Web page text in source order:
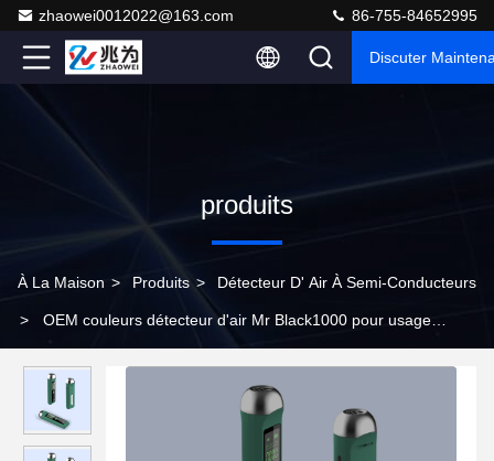
zhaowei0012022@163.com 86-755-84652995
Discuter
produits
À La Maison > Produits > Détecteur D' Air À Semi-Conducteurs
> OEM couleurs détecteur d'air Mr Black1000 pour usage